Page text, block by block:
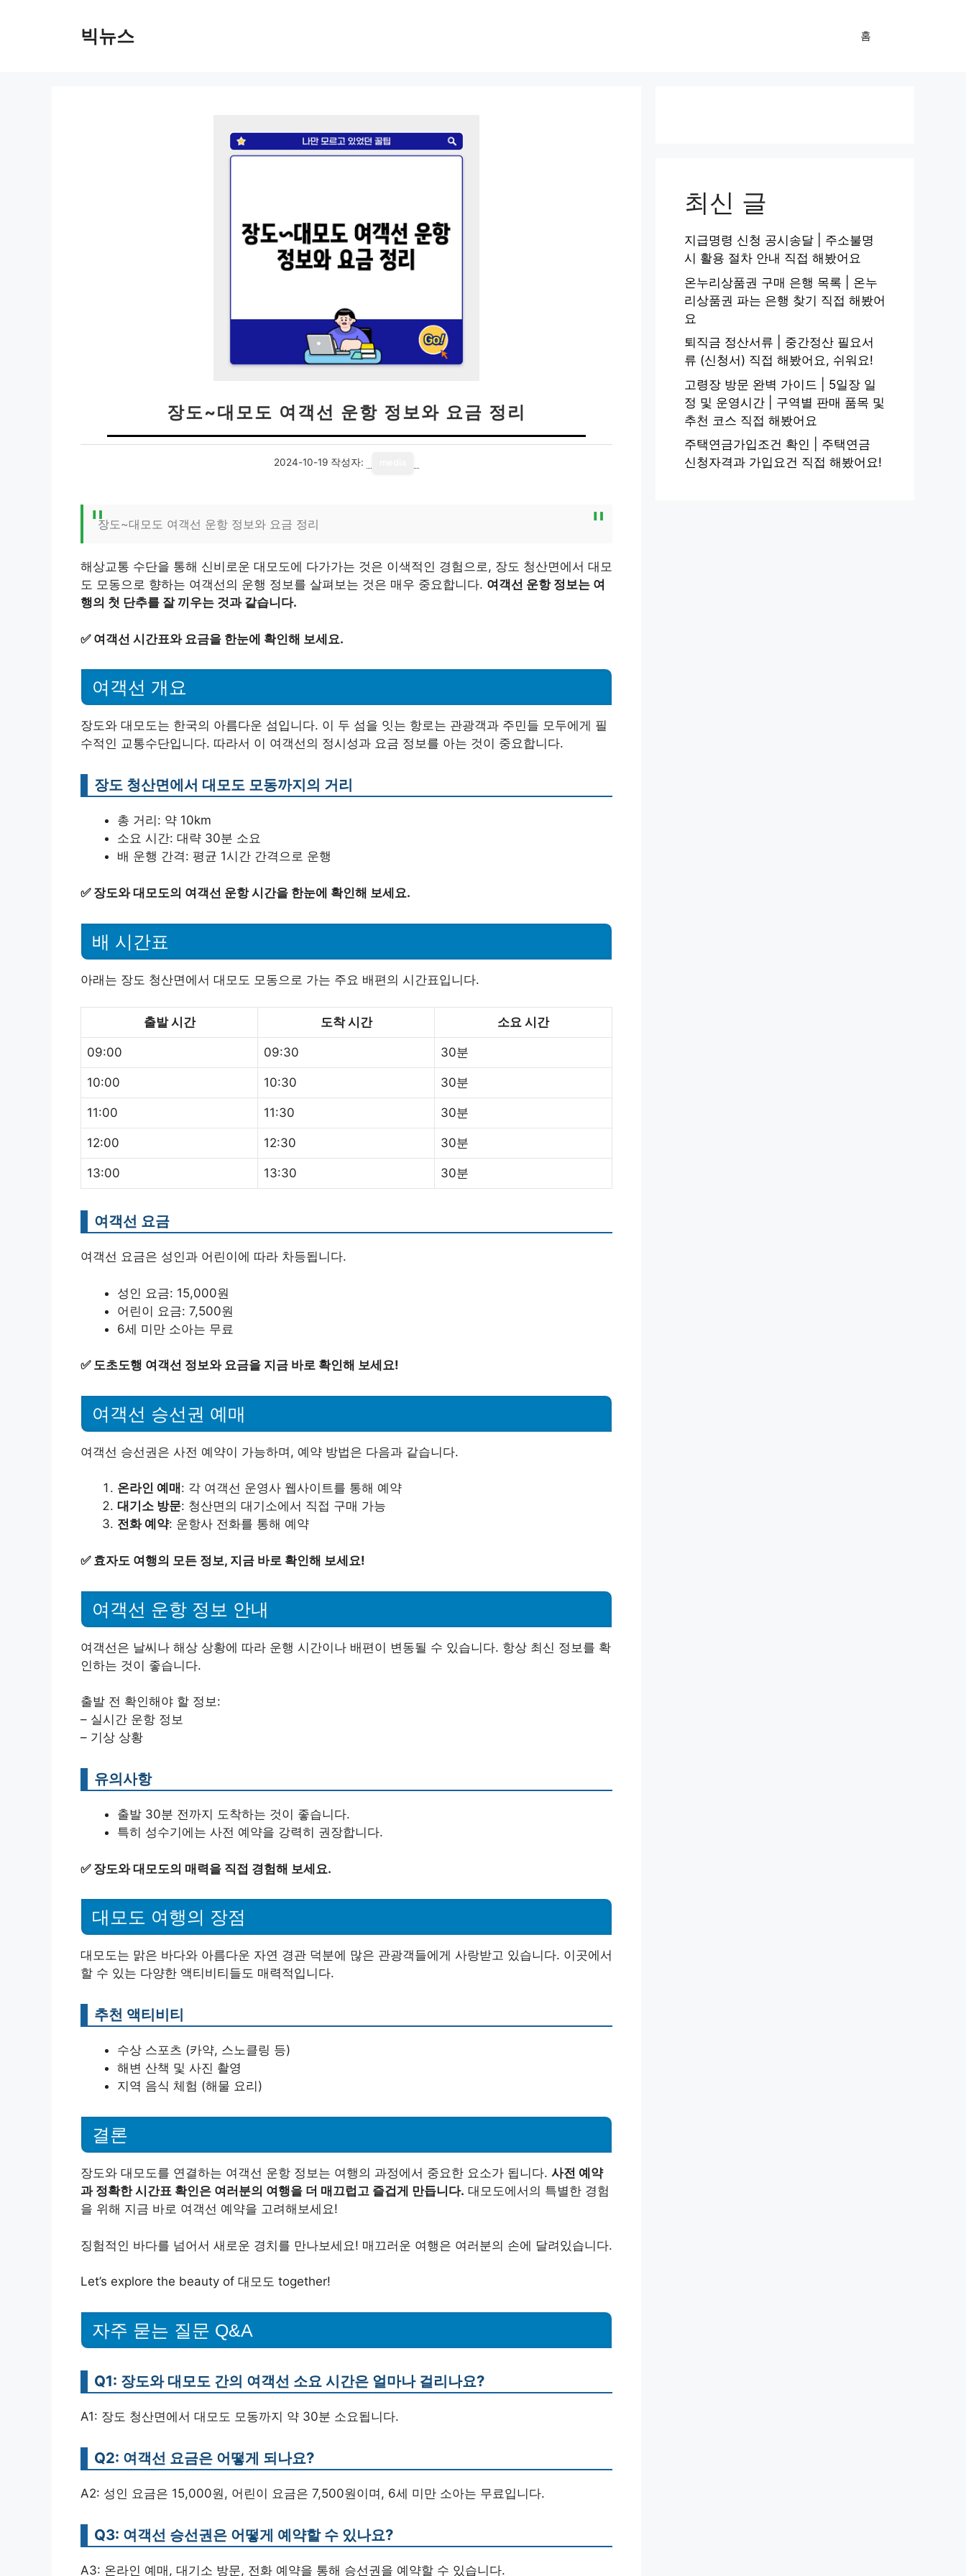
빅뉴스 홈
장도~대모도 여객선 운항 정보와 요금 정리
2024-10-19 작성자:
장도~대모도 여객선 운항 정보와 요금 정리
해상교통 수단을 통해 신비로운 대모도에 다가가는 것은 이색적인 경험으로, 장도 청산면에서 대모
도 모동으로 향하는 여객선의 운행 정보를 살펴보는 것은 매우 중요합니다. 여객선 운항 정보는 여
행의 첫 단추를 잘 끼우는 것과 같습니다.
✅ 여객선 시간표와 요금을 한눈에 확인해 보세요.
여객선 개요
장도와 대모도는 한국의 아름다운 섬입니다. 이 두 섬을 잇는 항로는 관광객과 주민들 모두에게 필
수적인 교통수단입니다. 따라서 이 여객선의 정시성과 요금 정보를 아는 것이 중요합니다.
장도 청산면에서 대모도 모동까지의 거리
총 거리: 약 10km
소요 시간: 대략 30분 소요
배 운행 간격: 평균 1시간 간격으로 운행
✅ 장도와 대모도의 여객선 운항 시간을 한눈에 확인해 보세요.
배 시간표
아래는 장도 청산면에서 대모도 모동으로 가는 주요 배편의 시간표입니다.
출발 시간 도착 시간 소요 시간
09:00 09:30 30분
10:00 10:30 30분
11:00 11:30 30분
12:00 12:30 30분
13:00 13:30 30분
여객선 요금
여객선 요금은 성인과 어린이에 따라 차등됩니다.
성인 요금: 15,000원
어린이 요금: 7,500원
6세 미만 소아는 무료
✅ 도초도행 여객선 정보와 요금을 지금 바로 확인해 보세요!
여객선 승선권 예매
여객선 승선권은 사전 예약이 가능하며, 예약 방법은 다음과 같습니다.
온라인 예매 : 각 여객선 운영사 웹사이트를 통해 예약
대기소 방문: 청산면의 대기소에서 직접 구매 가능
전화 예약: 운항사 전화를 통해 예약
✅ 효자도 여행의 모든 정보, 지금 바로 확인해 보세요!
여객선 운항 정보 안내
여객선은 날씨나 해상 상황에 따라 운행 시간이나 배편이 변동될 수 있습니다. 항상 최신 정보를 확
인하는 것이 좋습니다.
출발 전 확인해야 할 정보:
– 실시간 운항 정보
– 기상 상황
유의사항
출발 30분 전까지 도착하는 것이 좋습니다.
특히 성수기에는 사전 예약을 강력히 권장합니다.
✅ 장도와 대모도의 매력을 직접 경험해 보세요.
대모도 여행의 장점
대모도는 맑은 바다와 아름다운 자연 경관 덕분에 많은 관광객들에게 사랑받고 있습니다. 이곳에서
할 수 있는 다양한 액티비티들도 매력적입니다.
추천 액티비티
수상 스포츠 (카약, 스노클링 등)
해변 산책 및 사진 촬영
지역 음식 체험 (해물 요리)
결론
장도와 대모도를 연결하는 여객선 운항 정보는 여행의 과정에서 중요한 요소가 됩니다. 사전 예약
과 정확한 시간표 확인은 여러분의 여행을 더 매끄럽고 즐겁게 만듭니다. 대모도에서의 특별한 경험
을 위해 지금 바로 여객선 예약을 고려해보세요!
징험적인 바다를 넘어서 새로운 경치를 만나보세요! 매끄러운 여행은 여러분의 손에 달려있습니다.
Let’s explore the beauty of 대모도 together!
자주 묻는 질문 Q&A
Q1: 장도와 대모도 간의 여객선 소요 시간은 얼마나 걸리나요?
A1: 장도 청산면에서 대모도 모동까지 약 30분 소요됩니다.
Q2: 여객선 요금은 어떻게 되나요?
A2: 성인 요금은 15,000원, 어린이 요금은 7,500원이며, 6세 미만 소아는 무료입니다.
Q3: 여객선 승선권은 어떻게 예약할 수 있나요?
A3: 온라인 예매, 대기소 방문, 전화 예약을 통해 승선권을 예약할 수 있습니다.
최신 글
지급명령 신청 공시송달 | 주소불명
시 활용 절차 안내 직접 해봤어요
온누리상품권 구매 은행 목록 | 온누
리상품권 파는 은행 찾기 직접 해봤어
요
퇴직금 정산서류 | 중간정산 필요서
류 (신청서) 직접 해봤어요, 쉬워요!
고령장 방문 완벽 가이드 | 5일장 일
정 및 운영시간 | 구역별 판매 품목 및
추천 코스 직접 해봤어요
주택연금가입조건 확인 | 주택연금
신청자격과 가입요건 직접 해봤어요!